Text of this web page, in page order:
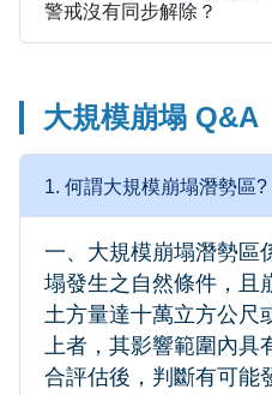
警戒沒有同步解除？
大規模崩塌 Q&A
1. 何謂大規模崩塌潛勢區?
一、大規模崩塌潛勢區
塌發生之自然條件，且
土方量達十萬立方公尺
上者，其影響範圍內具
合評估後，判斷有可能